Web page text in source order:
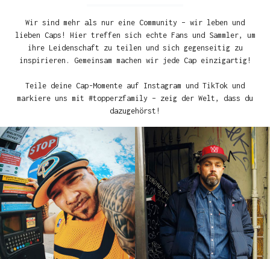
Wir sind mehr als nur eine Community – wir leben und
lieben Caps! Hier treffen sich echte Fans und Sammler, um
ihre Leidenschaft zu teilen und sich gegenseitig zu
inspirieren. Gemeinsam machen wir jede Cap einzigartig!
Teile deine Cap-Momente auf Instagram und TikTok und
markiere uns mit #topperzfamily – zeig der Welt, dass du
dazugehörst!